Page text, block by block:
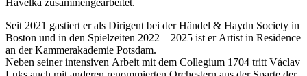
Havelka zusammengearbeitet.
Seit 2021 gastiert er als Dirigent bei der Händel & Haydn Society in
Boston und in den Spielzeiten 2022 – 2025 ist er Artist in Residence
an der Kammerakademie Potsdam.
Neben seiner intensiven Arbeit mit dem Collegium 1704 tritt Václav